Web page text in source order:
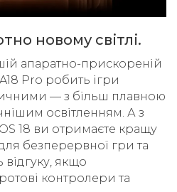
новому світлі.
апаратно-прискореній
Pro робить ігри
— з більш плавною
освітленням. А з
18 ви отримаєте кращу
для безперервної гри та
якщо
контролери та